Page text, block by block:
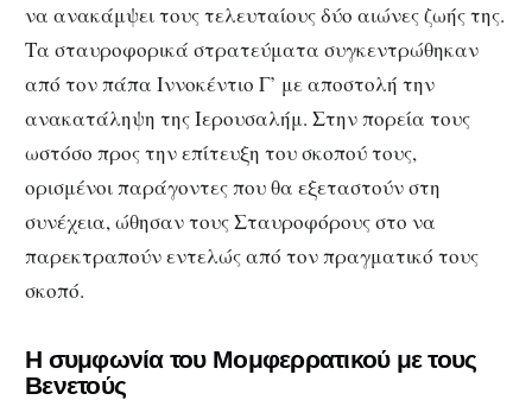
να ανακάμψει τους τελευταίους δύο αιώνες ζωής της.
Τα σταυροφορικά στρατεύματα συγκεντρώθηκαν
από τον πάπα Ιννοκέντιο Γ’ με αποστολή την
ανακατάληψη της Ιερουσαλήμ. Στην πορεία τους
ωστόσο προς την επίτευξη του σκοπού τους,
ορισμένοι παράγοντες που θα εξεταστούν στη
συνέχεια, ώθησαν τους Σταυροφόρους στο να
παρεκτραπούν εντελώς από τον πραγματικό τους
σκοπό.
Η συμφωνία του Μομφερρατικού με τους
Βενετούς